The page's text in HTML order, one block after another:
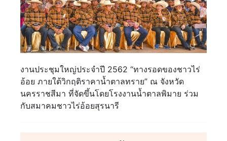
งานประชุมใหญ่ประจำปี 2562 “ทางรอดของชาวไร่
อ้อย ภายใต้วิกฤติราคาน้ำตาลทราย” ณ จังหวัด
นครราชสีมา ที่จัดขึ้นโดยโรงงานน้ำตาลพิมาย ร่วม
กับสมาคมชาวไร่อ้อยสุรนารี